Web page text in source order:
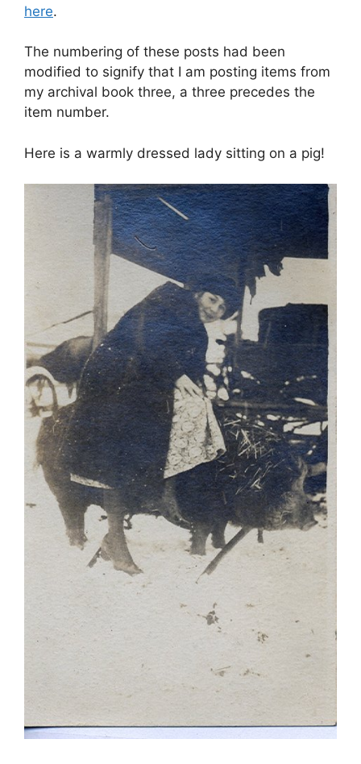
here.
The numbering of these posts had been
modified to signify that I am posting items from
my archival book three, a three precedes the
item number.
Here is a warmly dressed lady sitting on a pig!